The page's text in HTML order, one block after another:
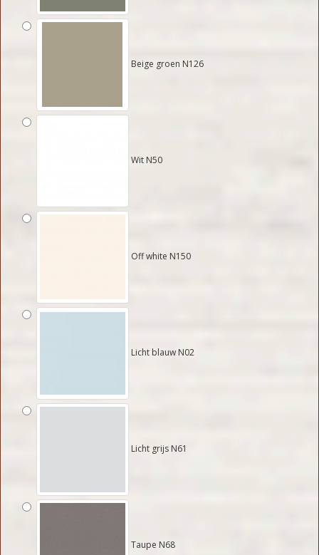
Beige groen N126
Wit N50
Off white N150
Licht blauw N02
Licht grijs N61
Taupe N68